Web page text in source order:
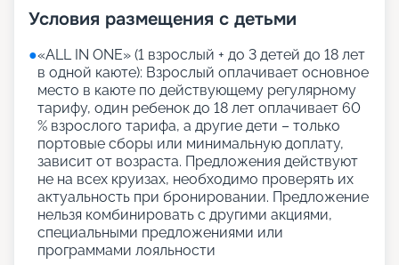
Условия размещения с детьми
●«АLL IN ONE» (1 взрослый + до 3 детей до 18 лет
в одной каюте): Взрослый оплачивает основное
место в каюте по действующему регулярному
тарифу, один ребенок до 18 лет оплачивает 60
% взрослого тарифа, а другие дети – только
портовые сборы или минимальную доплату,
зависит от возраста. Предложения действуют
не на всех круизах, необходимо проверять их
актуальность при бронировании. Предложение
нельзя комбинировать с другими акциями,
специальными предложениями или
программами лояльности